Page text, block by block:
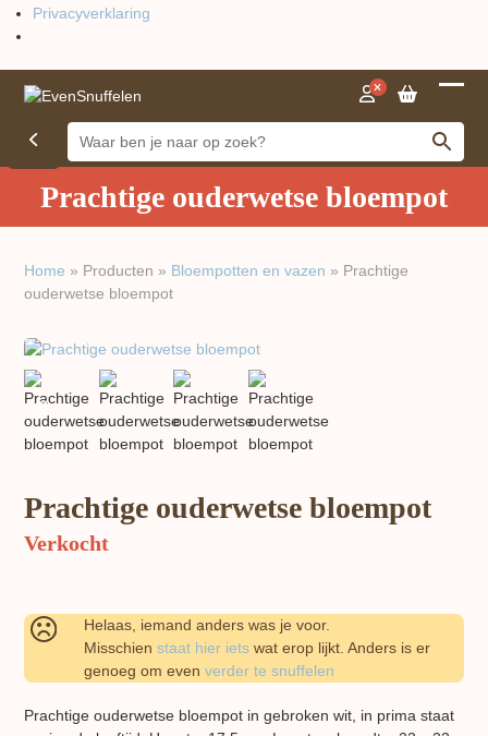
Privacyverklaring
menu
menu
Prachtige ouderwetse bloempot
Home » Producten » Bloempotten en vazen » Prachtige
ouderwetse bloempot
previous
slide
next
slide
Prachtige ouderwetse bloempot
Verkocht
Helaas, iemand anders was je voor.
Misschienstaat hier iets wat erop lijkt. Anders is er
genoeg om evenverder te snuffelen
Prachtige ouderwetse bloempot in gebroken wit, in prima staat